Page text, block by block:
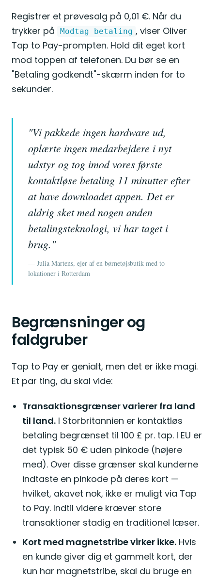
Registrer et prøvesalg på 0,01 €. Når du
trykker på
Modtag betaling , viser Oliver
Tap to Pay-prompten. Hold dit eget kort
mod toppen af telefonen. Du bør se en
"Betaling godkendt"-skærm inden for to
sekunder.
"Vi pakkede ingen hardware ud,
oplærte ingen medarbejdere i nyt
udstyr og tog imod vores første
kontaktløse betaling 11 minutter efter
at have downloadet appen. Det er
aldrig sket med nogen anden
betalingsteknologi, vi har taget i
brug."
— Julia Martens, ejer af en børnetøjsbutik med to
lokationer i Rotterdam
Begrænsninger og
faldgruber
Tap to Pay er genialt, men det er ikke magi.
Et par ting, du skal vide:
Transaktionsgrænser varierer fra land
til land.I Storbritannien er kontaktløs
betaling begrænset til 100 £ pr. tap. I EU er
det typisk 50 € uden pinkode (højere
med). Over disse grænser skal kunderne
indtaste en pinkode på deres kort —
hvilket, akavet nok, ikke er muligt via Tap
to Pay. Indtil videre kræver store
transaktioner stadig en traditionel læser.
Kort med magnetstribe virker ikke.Hvis
en kunde giver dig et gammelt kort, der
kun har magnetstribe, skal du bruge en